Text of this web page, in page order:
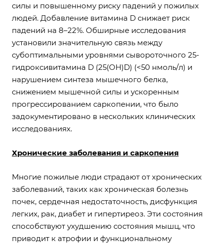
силы и повышенному риску падений у пожилых
людей. Добавление витамина D снижает риск
падений на 8–22%. Обширные исследования
установили значительную связь между
субоптимальными уровнями сывороточного 25-
гидроксивитамина D (25(OH)D) (<50 нмоль/л) и
нарушением синтеза мышечного белка,
снижением мышечной силы и ускоренным
прогрессированием саркопении, что было
задокументировано в нескольких клинических
исследованиях.
Хронические заболевания и саркопения
Многие пожилые люди страдают от хронических
заболеваний, таких как хроническая болезнь
почек, сердечная недостаточность, дисфункция
легких, рак, диабет и гипертиреоз. Эти состояния
способствуют ухудшению состояния мышц, что
приводит к атрофии и функциональному